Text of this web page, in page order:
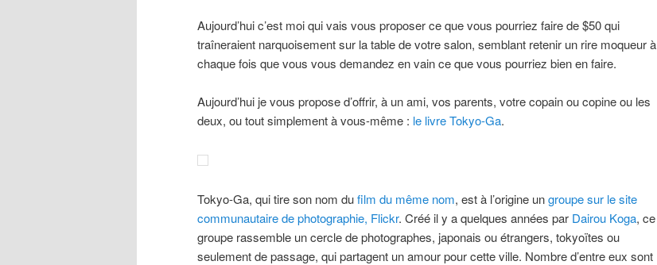
Aujourd’hui c’est moi qui vais vous proposer ce que vous pourriez faire de $50 qui
traîneraient narquoisement sur la table de votre salon, semblant retenir un rire moqueur à
chaque fois que vous vous demandez en vain ce que vous pourriez bien en faire.
Aujourd’hui je vous propose d’offrir, à un ami, vos parents, votre copain ou copine ou les
deux, ou tout simplement à vous-même : le livre Tokyo-Ga.
Tokyo-Ga, qui tire son nom dufilm du même nom, est à l’origine ungroupe sur le site
communautaire de photographie, Flickr. Créé il y a quelques années par Dairou Koga, ce
groupe rassemble un cercle de photographes, japonais ou étrangers, tokyoïtes ou
seulement de passage, qui partagent un amour pour cette ville. Nombre d’entre eux sont